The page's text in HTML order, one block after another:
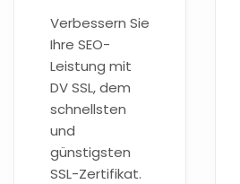
Verbessern Sie
Ihre SEO-
Leistung mit
DV SSL, dem
schnellsten
und
günstigsten
SSL-Zertifikat.